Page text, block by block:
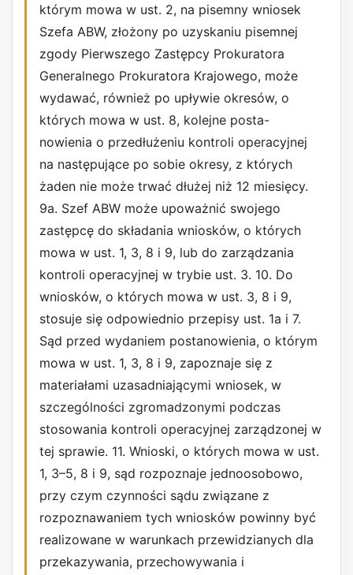
którym mowa w ust. 2, na pisemny wniosek
Szefa ABW, złożony po uzyskaniu pisemnej
zgody Pierwszego Zastępcy Prokuratora
Generalnego Prokuratora Krajowego, może
wydawać, również po upływie okresów, o
których mowa w ust. 8, kolejne posta-
nowienia o przedłużeniu kontroli operacyjnej
na następujące po sobie okresy, z których
żaden nie może trwać dłużej niż 12 miesięcy.
9a. Szef ABW może upoważnić swojego
zastępcę do składania wniosków, o których
mowa w ust. 1, 3, 8 i 9, lub do zarządzania
kontroli operacyjnej w trybie ust. 3. 10. Do
wniosków, o których mowa w ust. 3, 8 i 9,
stosuje się odpowiednio przepisy ust. 1a i 7.
Sąd przed wydaniem postanowienia, o którym
mowa w ust. 1, 3, 8 i 9, zapoznaje się z
materiałami uzasadniającymi wniosek, w
szczególności zgromadzonymi podczas
stosowania kontroli operacyjnej zarządzonej w
tej sprawie. 11. Wnioski, o których mowa w ust.
1, 3–5, 8 i 9, sąd rozpoznaje jednoosobowo,
przy czym czynności sądu związane z
rozpoznawaniem tych wniosków powinny być
realizowane w warunkach przewidzianych dla
przekazywania, przechowywania i